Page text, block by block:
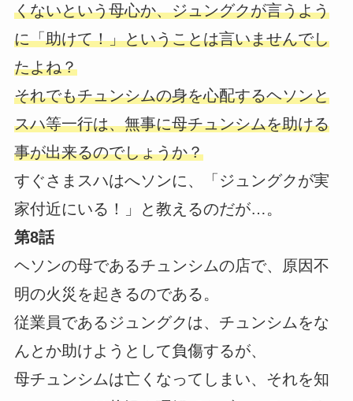
くないという母心か、ジュングクが言うよう
に「助けて！」ということは言いませんでし
たよね？
それでもチュンシムの身を心配するヘソンと
スハ等一行は、無事に母チュンシムを助ける
事が出来るのでしょうか？
すぐさまスハはへソンに、「ジュングクが実
家付近にいる！」と教えるのだが…。
第8話
ヘソンの母であるチュンシムの店で、原因不
明の火災を起きるのである。
従業員であるジュングクは、チュンシムをな
んとか助けようとして負傷するが、
母チュンシムは亡くなってしまい、それを知